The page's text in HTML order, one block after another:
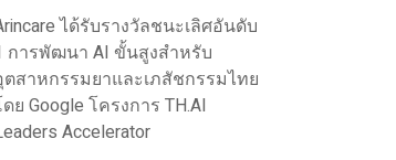
ได้รับรางวัลชนะเลิศอันดับ
การพัฒนา AI ขั้นสูงสำหรับ
ตสาหกรรมยาและเภสัชกรรมไทย
ย Google โครงการ TH.AI
Accelerator